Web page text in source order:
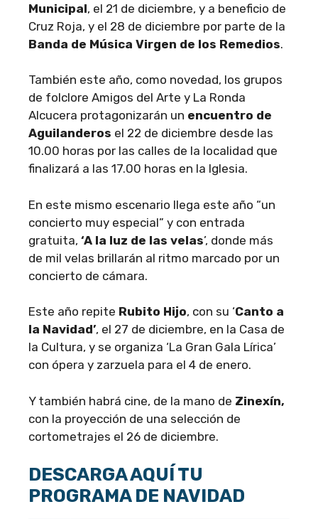
Municipal, el 21 de diciembre, y a beneficio de
Cruz Roja, y el 28 de diciembre por parte de la
Banda de Música Virgen de los Remedios.
También este año, como novedad, los grupos
de folclore Amigos del Arte y La Ronda
Alcucera protagonizarán un encuentro de
Aguilanderos el 22 de diciembre desde las
10.00 horas por las calles de la localidad que
finalizará a las 17.00 horas en la Iglesia.
En este mismo escenario llega este año “un
concierto muy especial” y con entrada
gratuita, ‘A la luz de las velas’, donde más
de mil velas brillarán al ritmo marcado por un
concierto de cámara.
Este año repite Rubito Hijo, con su ‘Canto a
la Navidad’, el 27 de diciembre, en la Casa de
la Cultura, y se organiza ‘La Gran Gala Lírica’
con ópera y zarzuela para el 4 de enero.
Y también habrá cine, de la mano de Zinexín,
con la proyección de una selección de
cortometrajes el 26 de diciembre.
DESCARGA AQUÍ TU
PROGRAMA DE NAVIDAD